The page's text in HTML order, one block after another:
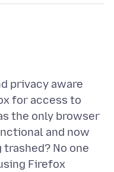
privacy aware
for access to
the only browser
and now
No one
Firefox